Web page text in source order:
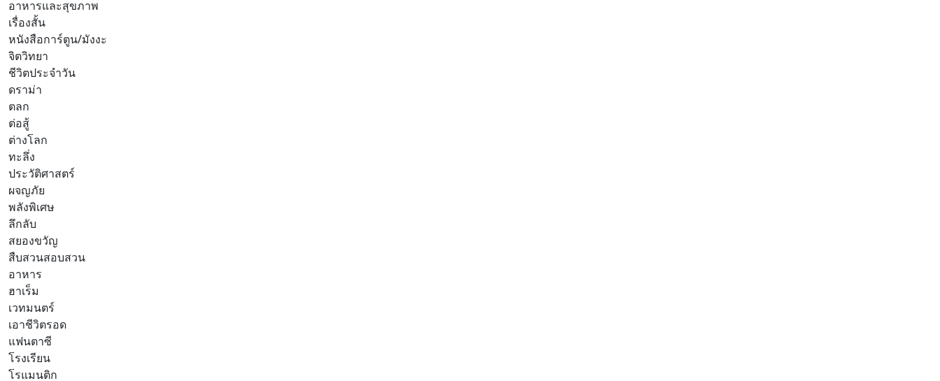
อาหารและสุขภาพ
เรื่องสั้น
หนังสือการ์ตูน/มังงะ
จิตวิทยา
ชีวิตประจำวัน
ดราม่า
ตลก
ต่อสู้
ต่างโลก
ทะลึ่ง
ประวัติศาสตร์
ผจญภัย
พลังพิเศษ
ลึกลับ
สยองขวัญ
สืบสวนสอบสวน
อาหาร
ฮาเร็ม
เวทมนตร์
เอาชีวิตรอด
แฟนตาซี
โรงเรียน
โรแมนติก